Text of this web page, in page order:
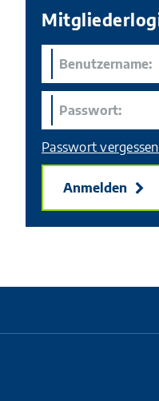
Passwort
Anmelden